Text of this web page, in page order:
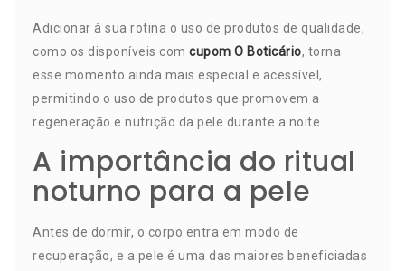
Adicionar à sua rotina o uso de produtos de qualidade,
como os disponíveis com cupom O Boticário, torna
esse momento ainda mais especial e acessível,
permitindo o uso de produtos que promovem a
regeneração e nutrição da pele durante a noite.
A importância do ritual
noturno para a pele
Antes de dormir, o corpo entra em modo de
recuperação, e a pele é uma das maiores beneficiadas